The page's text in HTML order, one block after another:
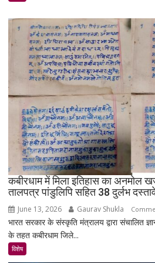
कबीरधाम में मिला इतिहास का अनमोल
तालपत्र पांडुलिपि सहित 38 दुर्लभ
June 13, 2026 Gaurav Shukla
भारत सरकार के संस्कृति मंत्रालय द्वारा संचालित
के तहत कबीरधाम जिले...
विशेष